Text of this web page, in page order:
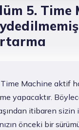
5. Time
Machine aktif
yapacaktır.
itibaren
önceki bir